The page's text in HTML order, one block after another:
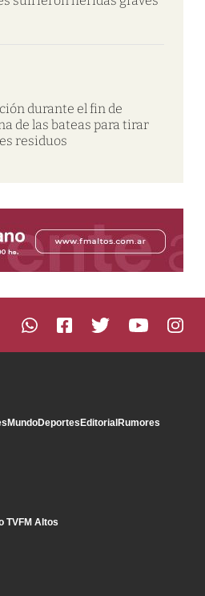
durante el fin de
de las bateas para tirar
residuos
MundoDeportes Editorial Rumores
TVFM Altos